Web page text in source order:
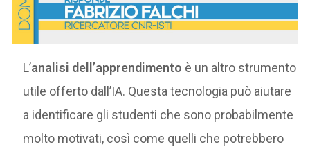
L’analisi dell’apprendimento è un altro strumento
utile offerto dall’IA. Questa tecnologia può aiutare
a identificare gli studenti che sono probabilmente
molto motivati, così come quelli che potrebbero